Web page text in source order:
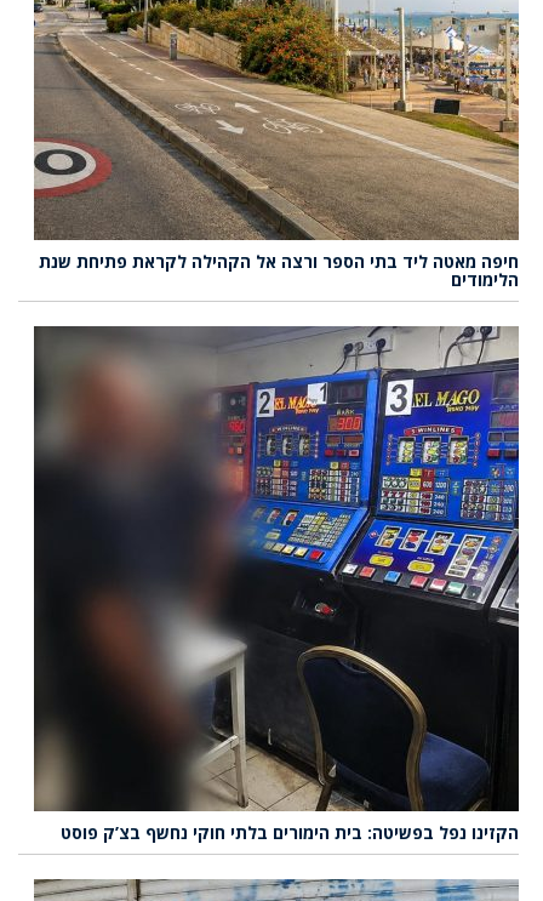
חיפה מאטה ליד בתי הספר ורצה אל הקהילה לקראת פתיחת שנת
הלימודים
הקזינו נפל בפשיטה: בית הימורים בלתי חוקי נחשף בצ’ק פוסט